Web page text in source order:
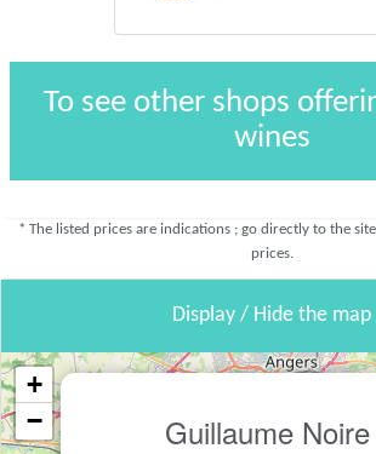
To see other shops
wines
* The listed prices are indications ; go directly to the
prices.
Display / Hide the map
Guillaume Noire
+
−